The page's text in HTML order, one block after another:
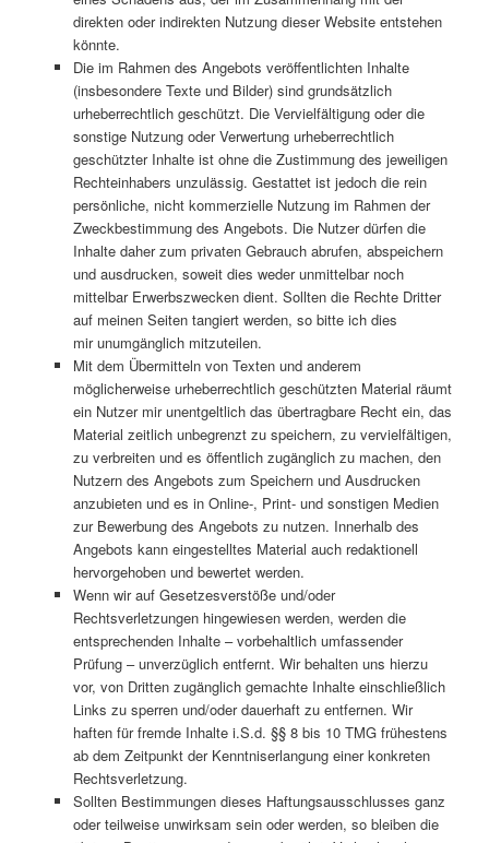
direkten oder indirekten Nutzung dieser Website entstehen
könnte.
Die im Rahmen des Angebots veröffentlichten Inhalte
(insbesondere Texte und Bilder) sind grundsätzlich
urheberrechtlich geschützt. Die Vervielfältigung oder die
sonstige Nutzung oder Verwertung urheberrechtlich
geschützter Inhalte ist ohne die Zustimmung des jeweiligen
Rechteinhabers unzulässig. Gestattet ist jedoch die rein
persönliche, nicht kommerzielle Nutzung im Rahmen der
Zweckbestimmung des Angebots. Die Nutzer dürfen die
Inhalte daher zum privaten Gebrauch abrufen, abspeichern
und ausdrucken, soweit dies weder unmittelbar noch
mittelbar Erwerbszwecken dient. Sollten die Rechte Dritter
auf meinen Seiten tangiert werden, so bitte ich dies
mir unumgänglich mitzuteilen.
Mit dem Übermitteln von Texten und anderem
möglicherweise urheberrechtlich geschützten Material räumt
ein Nutzer mir unentgeltlich das übertragbare Recht ein, das
Material zeitlich unbegrenzt zu speichern, zu vervielfältigen,
zu verbreiten und es öffentlich zugänglich zu machen, den
Nutzern des Angebots zum Speichern und Ausdrucken
anzubieten und es in Online-, Print- und sonstigen Medien
zur Bewerbung des Angebots zu nutzen. Innerhalb des
Angebots kann eingestelltes Material auch redaktionell
hervorgehoben und bewertet werden.
Wenn wir auf Gesetzesverstöße und/oder
Rechtsverletzungen hingewiesen werden, werden die
entsprechenden Inhalte – vorbehaltlich umfassender
Prüfung – unverzüglich entfernt. Wir behalten uns hierzu
vor, von Dritten zugänglich gemachte Inhalte einschließlich
Links zu sperren und/oder dauerhaft zu entfernen. Wir
haften für fremde Inhalte i.S.d. §§ 8 bis 10 TMG frühestens
ab dem Zeitpunkt der Kenntniserlangung einer konkreten
Rechtsverletzung.
Sollten Bestimmungen dieses Haftungsausschlusses ganz
oder teilweise unwirksam sein oder werden, so bleiben die